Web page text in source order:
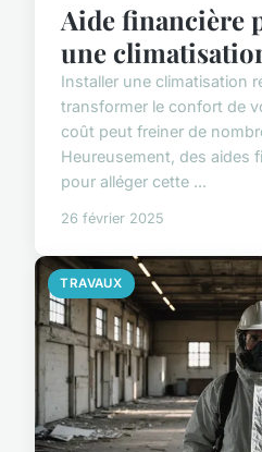
Aide financière
une
Installer une climatisation
transformer le confort de
coût peut freiner de
Heureusement, des aides
pour alléger cette ...
26 février 2025
TRAVAUX